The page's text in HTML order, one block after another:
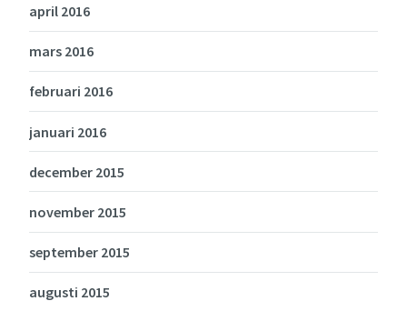
april 2016
mars 2016
februari 2016
januari 2016
december 2015
november 2015
september 2015
augusti 2015